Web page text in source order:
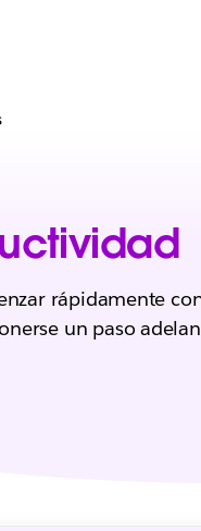
rápidamente
un paso